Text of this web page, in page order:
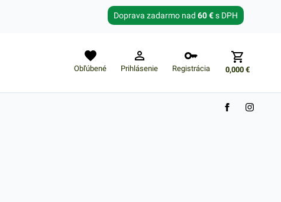
Doprava zadarmo nad 60 €s DPH
Obľúbené Prihlásenie Registrácia 0,000€
Zabudnuté heslo?